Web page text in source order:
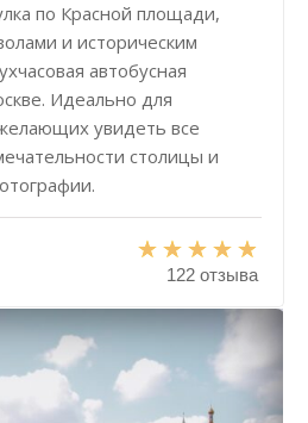
по Красной площади,
и историческим
автобусная
Идеально для
увидеть все
столицы и
122 отзыва